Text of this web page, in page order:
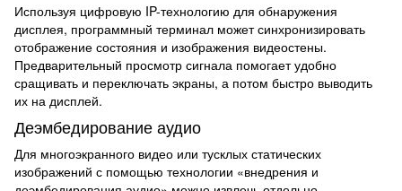
Используя цифровую IP-технологию для обнаружения
дисплея, программный терминал может синхронизировать
отображение состояния и изображения видеостены.
Предварительный просмотр сигнала помогает удобно
сращивать и переключать экраны, а потом быстро выводить
их на дисплей.
Деэмбедирование аудио
Для многоэкранного видео или тусклых статических
изображений с помощью технологии «внедрения и